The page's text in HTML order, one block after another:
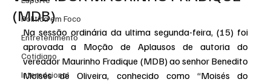
Politica em Foco
Entretenimento
Cotidiano
Internacional
(MDB)
Na sessão ordinária da ultima segunda-feira, (15) foi
aprovada a Moção de Aplausos de autoria do
vereador Maurinho Fradique (MDB) ao senhor Benedito
Moisés de Oliveira, conhecido como “Moisés do